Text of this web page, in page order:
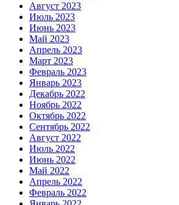
Август 2023
Июль 2023
Июнь 2023
Май 2023
Апрель 2023
Март 2023
Февраль 2023
Январь 2023
Декабрь 2022
Ноябрь 2022
Октябрь 2022
Сентябрь 2022
Август 2022
Июль 2022
Июнь 2022
Май 2022
Апрель 2022
Февраль 2022